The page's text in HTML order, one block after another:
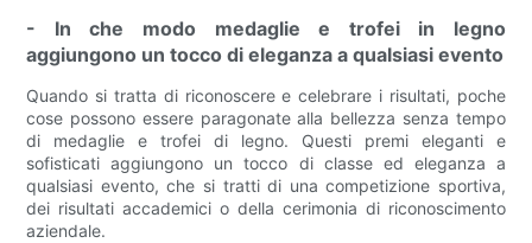
- In che modo medaglie e trofei in legno
aggiungono un tocco di eleganza a qualsiasi evento
Quando si tratta di riconoscere e celebrare i risultati, poche
cose possono essere paragonate alla bellezza senza tempo
di medaglie e trofei di legno. Questi premi eleganti e
sofisticati aggiungono un tocco di classe ed eleganza a
qualsiasi evento, che si tratti di una competizione sportiva,
dei risultati accademici o della cerimonia di riconoscimento
aziendale.